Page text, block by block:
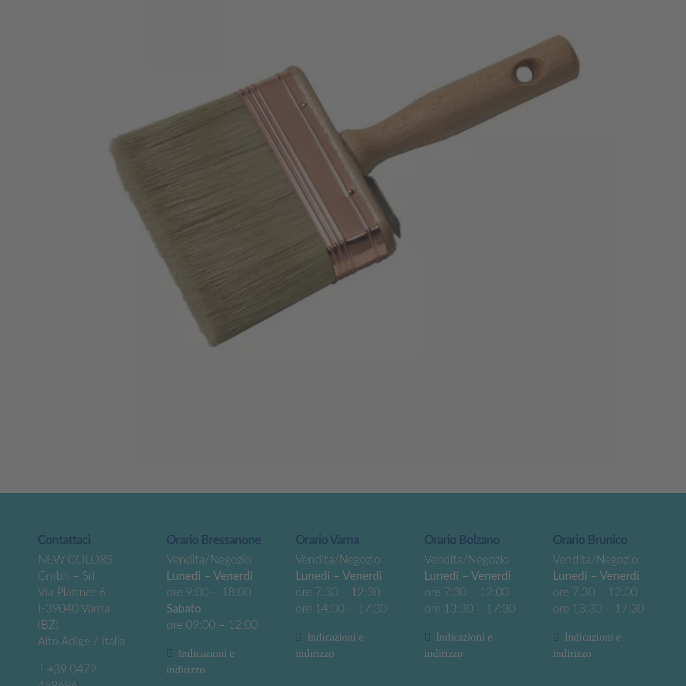
Contattaci
NEW COLORS
Gmbh – Srl
Via Plattner 6
I-39040 Varna
(BZ)
Alto Adige / Italia
+39 0472
Orario Bressanone
Vendita/Negozio
Lunedi – Venerdi
ore 9:00 – 18:00
Sabato
ore 09:00 – 12:00
Indicazioni e
indirizzo
Orario Varna
Vendita/Negozio
Lunedi – Venerdi
ore 7:30 – 12:30
ore 14:00 – 17:30
Indicazioni e
indirizzo
Orario Bolzano
Vendita/Negozio
Lunedi – Venerdi
ore 7:30 – 12:00
ore 13:30 – 17:30
Indicazioni e
indirizzo
Orario Brunico
Vendita/Negozio
Lunedi – Venerdi
ore 7:30 – 12:00
ore 13:30 – 17:30
Indicazioni e
indirizzo